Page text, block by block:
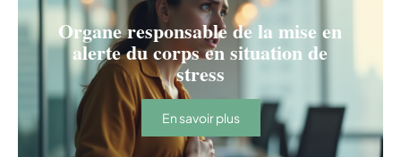
Organe responsable de la mise en
alerte du corps en situation de
stress
En savoir plus